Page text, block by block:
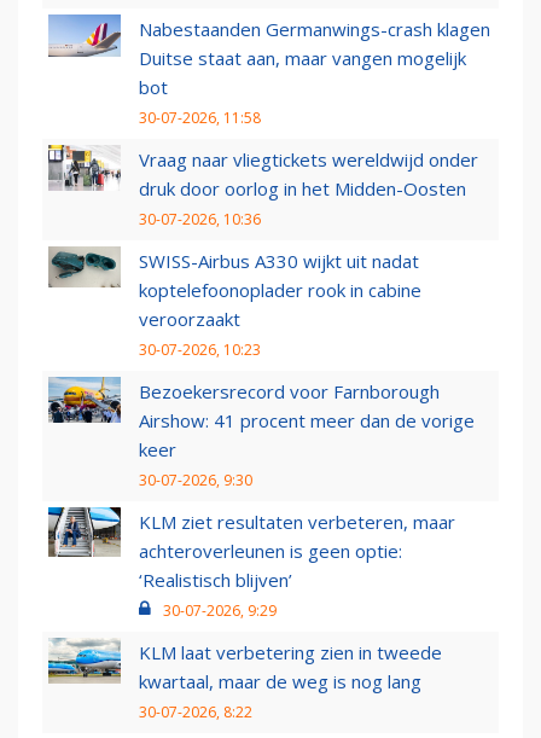
Nabestaanden Germanwings-crash klagen
Duitse staat aan, maar vangen mogelijk
bot
30-07-2026, 11:58
Vraag naar vliegtickets wereldwijd onder
druk door oorlog in het Midden-Oosten
30-07-2026, 10:36
SWISS-Airbus A330 wijkt uit nadat
koptelefoonoplader rook in cabine
veroorzaakt
30-07-2026, 10:23
Bezoekersrecord voor Farnborough
Airshow: 41 procent meer dan de vorige
keer
30-07-2026, 9:30
KLM ziet resultaten verbeteren, maar
achteroverleunen is geen optie:
‘Realistisch blijven’
30-07-2026, 9:29
KLM laat verbetering zien in tweede
kwartaal, maar de weg is nog lang
30-07-2026, 8:22